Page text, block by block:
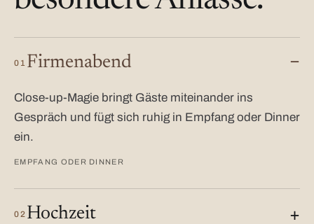
01 Firmenabend
Close-up-Magie bringt Gäste miteinander ins
Gespräch und fügt sich ruhig in Empfang oder Dinner
ein.
EMPFANG ODER DINNER
02 Hochzeit